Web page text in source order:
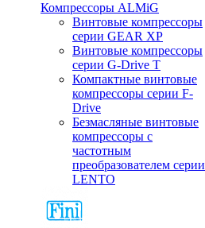
Компрессоры ALMiG
Винтовые компрессоры
серии GEAR XP
Винтовые компрессоры
серии G-Drive T
Компактные винтовые
компрессоры серии F-
Drive
Безмасляные винтовые
компрессоры с
частотным
преобразователем серии
LENTO